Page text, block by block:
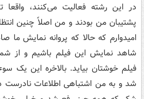
در این رشته فعالیت می‌کنند، واقعا
پشتیبان من بودند و من اصلاً چنین
امیدوارم که حالا که پروانه نمایش ما
شاهد نمایش این فیلم باشیم و از
فیلم خوشتان بیاید. بالاخره این یک
شد و به من اشتباهی اطلاعات نادرست